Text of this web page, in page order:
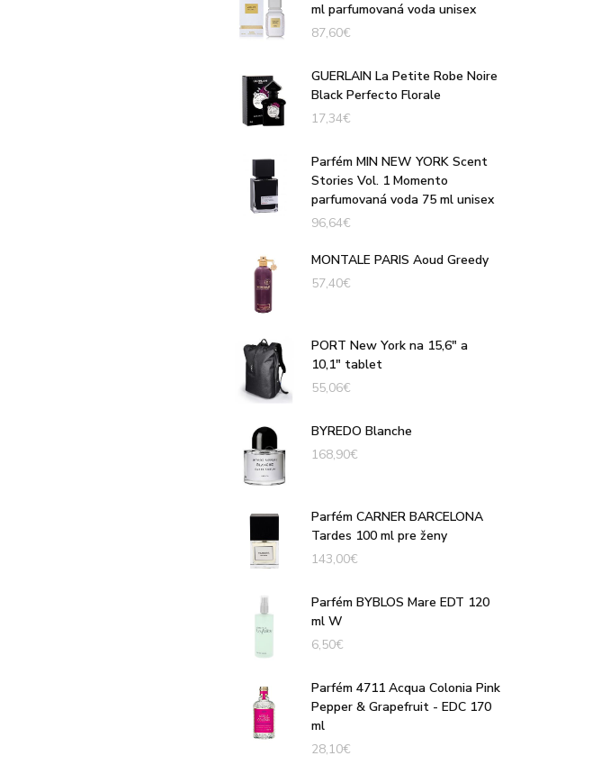
ml parfumovaná voda unisex
87,60€
GUERLAIN La Petite Robe Noire
Black Perfecto Florale
17,34€
Parfém MIN NEW YORK Scent
Stories Vol. 1 Momento
parfumovaná voda 75 ml unisex
96,64€
MONTALE PARIS Aoud Greedy
57,40€
PORT New York na 15,6" a
10,1" tablet
55,06€
BYREDO Blanche
168,90€
Parfém CARNER BARCELONA
Tardes 100 ml pre ženy
143,00€
Parfém BYBLOS Mare EDT 120
ml W
6,50€
Parfém 4711 Acqua Colonia Pink
Pepper & Grapefruit - EDC 170
ml
28,10€